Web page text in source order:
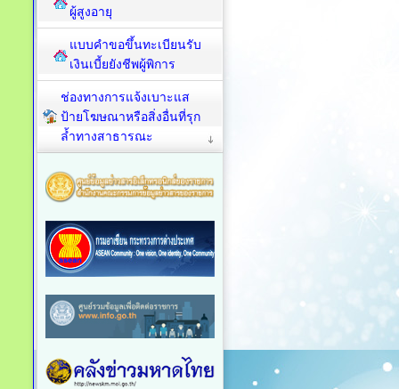
ผู้สูงอายุ
แบบคำขอขึ้นทะเบียนรับ
เงินเบี้ยยังชีพผู้พิการ
ช่องทางการแจ้งเบาะแส
ป้ายโฆษณาหรือสิ่งอื่นที่รุก
ล้ำทางสาธารณะ